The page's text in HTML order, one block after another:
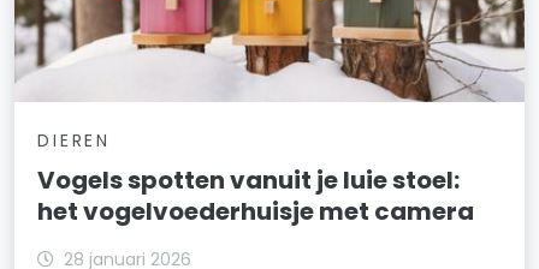
DIEREN
Vogels spotten vanuit je luie stoel:
het vogelvoederhuisje met camera
28 januari 2026